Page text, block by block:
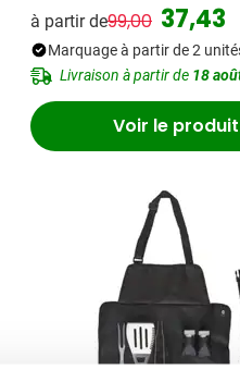
à partir de
Prix normal
99,00
Prix
37,43
Marquage à partir de 2
Livraison à partir de 18
Voir le produit